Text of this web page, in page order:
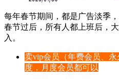
每年春节期间，都是广告淡季
春节过后，所有人都上班后，
入。
卖vip会员（年费会员、
度，月度会员都可以